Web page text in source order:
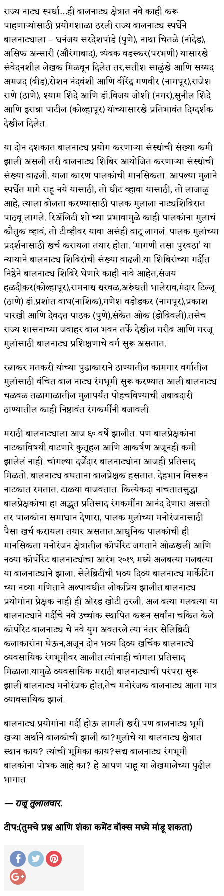
राज्य नाट्य स्पर्धा…ही बालनाट्य क्षेत्रात नवे काही करू
पाहणाऱ्यांसाठी प्रयोगशाळा ठरली.राज्य बालनाट्य स्पर्धेने
बालनाट्याला – धनंजय सरदेशपांडे (पुणे), नाथा चितळे (नांदेड),
असिफ अन्सारी (औरंगाबाद), त्र्यंबक वडस्कर(परभणी) यासारखे
संवेदनशील लेखक मिळवून दिलेत तर,सतीश साळुंखे आणि सय्यद
अमजद (बीड),रोशन नंदवंशी आणि वीरेंद्र गणवीर (नागपूर),राजेश
राणे (ठाणे), श्याम शिंदे आणि डॉ.विजय जोशी (नगर),सुनील शिंदे
आणि इरान्ना पाटील (कोल्हापूर) यांच्यासारखे प्रतिभावंत दिग्दर्शक
देखील दिलेत.
या दोन दशकात बालनाट्य प्रयोग करणाऱ्या संस्थांची संख्या कमी
झाली असली तरी बालनाट्य शिबिर आयोजित करणाऱ्या संस्थांची
संख्या वाढली. याला कारण पालकांची मानसिकता. आपल्या मुलाने
स्पर्धेत मागे राहू नये यासाठी, तो धीट व्हावा यासाठी, तो लाजाळू
आहे, त्याला बोलता करण्यासाठी पालक मुलाला नाट्यशिबिरात
पाठवू लागले. रिॲलिटी शो च्या प्रभावामुळे काही पालकांना मुलाचं
कौतुक व्हावं, तो टीव्हीवर यावा असंही वाटू लागलं. पालक मुलांच्या
प्रदर्शनासाठी खर्च करायला तयार होता. ‘मागणी तसा पुरवठा’ या
न्यायाने बालनाट्य शिबिरांची संख्या वाढली.या शिबिरांच्या गर्दीत
निष्ठेने बालनाट्य शिबिरे घेणारे काही नावे आहेत,संजय
हळदीकर(कोल्हापूर),रामनाथ थरवळ,अरुंधती भालेराव,मंदार टिल्लू
(ठाणे) डॉ.प्रशांत वाघ(नाशिक),गणेश वडोडकर (नागपूर),प्रकाश
पारखी आणि देवदत्त पाठक (पुणे),संकेत ओक (डोंबिवली).तसेच
राज्य शासनाच्या जवाहर बाल भवन तर्फे देखील गरीब आणि गरजू
मुलांसाठी बालनाट्य प्रशिक्षणाचे वर्ग सुरू असतात.
रत्नाकर मतकरी यांच्या पुढाकाराने ठाण्यातील कामगार वर्गातील
मुलांसाठी वंचित बाल नाट्य रंगभूमी सुरू करण्यात आली.बालनाट्य
चळवळ तळागाळातील मुलापर्यंत पोहचविण्याची जबाबदारी
ठाण्यातील काही निष्ठावंत रंगकर्मींनी बजावली.
मराठी बालनाट्याला आज ६० वर्षे झालीत. पण बालप्रेक्षकांना
नाटकाविषयी वाटणारे कुतूहल आणि आकर्षण अजूनही कमी
झालेलं नाही. चांगल्या दर्जेदार बालनाट्यांना आजही प्रतिसाद
मिळतो. बालनाट्य बघताना बालप्रेक्षक हसतात. देहभान विसरून
नाटकात रमतात. टाळ्या वाजवतात. कित्येकदा नाचतातसुद्धा.
बालप्रेक्षकांचा हा अद्भुत प्रतिसाद रंगकर्मींना आनंद देणारा असतो
तर पालकांना समाधान देणारा, पालक मुलांच्या मनोरंजनासाठी
पैसा खर्च करायला तयार असतात.आधुनिक पालकांची ही
मानसिकता मनोरंजन क्षेत्रातील कॉर्पोरेट जगताने ओळखली आणि
नव्या कॉर्पोरेट बालनाट्यांचा आरंभ २०१९ मध्ये अलबत्या गलबत्या
या बालनाट्याने झाला. सेलेब्रिटींची भव्य दिव्य बालनाट्य मार्केटिंग
च्या नव्या गणिताने अल्पावधीत लोकप्रिय झालीत.बालनाट्य
प्रयोगांना प्रेक्षक नाही ही ओरड खोटी ठरली. अल बत्या गलबत्या या
बालनाट्याने गर्दीचे नवे उच्चांक स्थापित करून सर्वांना चकित केले.
कॉर्पोरेट बालनाट्य चे नवे युग अवतरले.त्या नंतर सेलिब्रिटी
कलाकारांना घेऊन,अजून दोन भव्य दिव्य खर्चिक बालनाट्ये
व्यवसायिक रंगभूमीवर आलीत.त्यांनाही चांगला प्रतिसाद
मिळाला.यामुळे व्यवसायिक मराठी बालनाट्याची परंपरा सुरू
झाली.बालनाट्य मनोरंजक होत,तेच मनोरंजक बालनाट्य आता मात्र
व्यावसायिक झालं.
बालनाट्य प्रयोगांना गर्दी होऊ लागली खरी.पण बालनाट्य भूमी
खऱ्या अर्थाने बालकांची झाली का?मुलांचे या बालनाट्य क्षेत्रात
स्थान काय? त्यांची भूमिका काय?सद्य बालनाट्य रंगभूमी
बालकांना पोषक आहे का? हे आपण पाहू या लेखमालेच्या पुढील
भागात.
— राजू तुलालवार.
टीप:(तुमचे प्रश्न आणि शंका कमेंट बॉक्स मध्ये मांडू शकता)